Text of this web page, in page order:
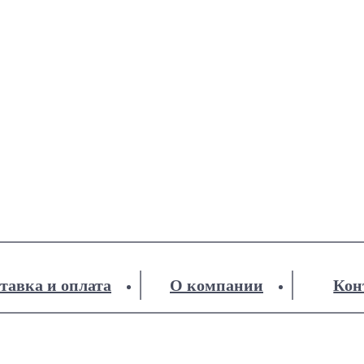
и оплата О компании